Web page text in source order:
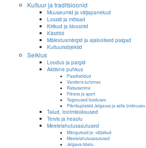
Kultuur ja traditsioonid
Muuseumid ja väljapanekud
Lossid ja mõisad
Kirikud ja kloostrid
Käsitöö
Mälestusmärgid ja ajaloolised paigad
Kultuuriobjektid
Seiklus
Loodus ja pargid
Aktiivne puhkus
Paadisõidud
Vandens turizmas
Ratsutamine
Fitness ja sport
Tegevused looduses
Piknikuplatsid Jelgavas ja selle ümbruses
Talud, tootmisüksused
Tervis ja heaolu
Meelelahutusasutused
Mängutoad ja -väljakud
Meelelahutusasutused
Jelgava ööelu